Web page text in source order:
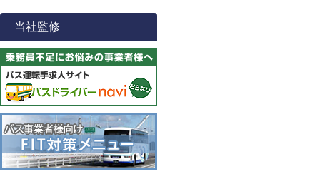
当社監修